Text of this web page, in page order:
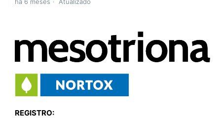
há 6 meses Atualizado
REGISTRO: